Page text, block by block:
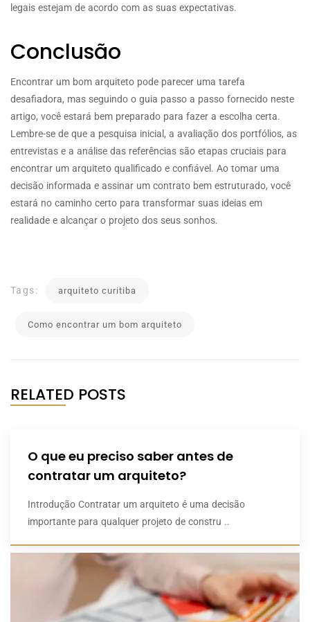
legais estejam de acordo com as suas expectativas.
Conclusão
Encontrar um bom arquiteto pode parecer uma tarefa
desafiadora, mas seguindo o guia passo a passo fornecido neste
artigo, você estará bem preparado para fazer a escolha certa.
Lembre-se de que a pesquisa inicial, a avaliação dos portfólios, as
entrevistas e a análise das referências são etapas cruciais para
encontrar um arquiteto qualificado e confiável. Ao tomar uma
decisão informada e assinar um contrato bem estruturado, você
estará no caminho certo para transformar suas ideias em
realidade e alcançar o projeto dos seus sonhos.
Tags: arquiteto curitiba
Como encontrar um bom arquiteto
RELATED POSTS
O que eu preciso saber antes de
contratar um arquiteto?
Introdução Contratar um arquiteto é uma decisão
importante para qualquer projeto de constru ..